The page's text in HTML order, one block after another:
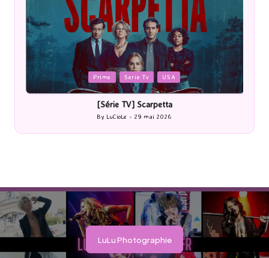
Posted
in
Prime Serie Tv USA
[Série TV] Scarpetta
Posted
by
By LuCioLe 29 mai 2026
LuLu Photographie